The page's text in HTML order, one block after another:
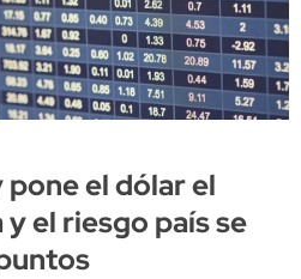
el dólar el
el riesgo país se